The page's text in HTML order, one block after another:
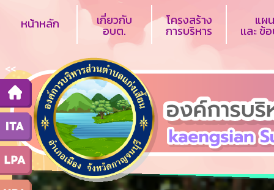
<<
หน้าหลัก เกี่ยวกับ
อบต.
โครงสร้าง
การบริหาร
แผ
เเละ